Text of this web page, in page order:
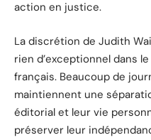
action en justice.
La discrétion de Judith
rien d’exceptionnel dans
français. Beaucoup de
maintiennent une
éditorial et leur vie
préserver leur